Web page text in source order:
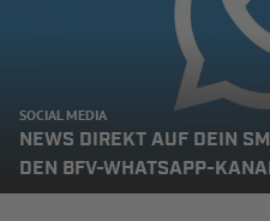
SOCIAL MEDIA
NEWS DIREKT AUF DEIN
DEN BFV-WHATSAPP-